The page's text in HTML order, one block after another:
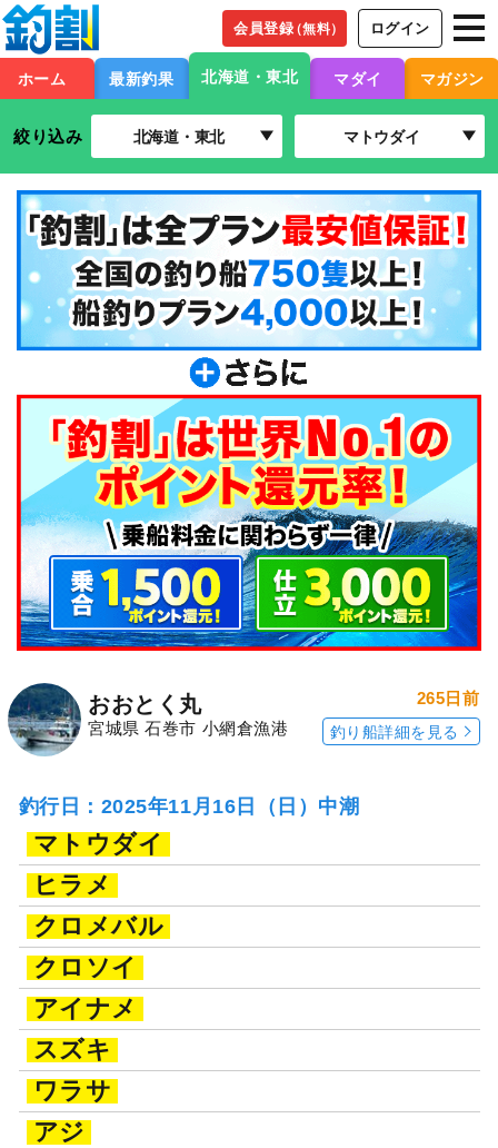
会員登録（無料） ログイン
ホーム 最新釣果 北海道・東北 マダイ マガジン
絞り込み 北海道・東北 マトウダイ
おおとく丸
宮城県 石巻市 小網倉漁港
265日前
釣り船詳細を見る
釣行日：2025年11月16日（日）中潮
マトウダイ
ヒラメ
クロメバル
クロソイ
アイナメ
スズキ
ワラサ
アジ